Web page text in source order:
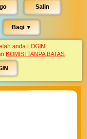
Salin
Bagi ▼︎
anda LOGIN.
KOMISI TANPA BATAS.